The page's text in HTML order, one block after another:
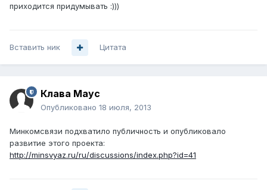
приходится придумывать :)))
Вставить ник Цитата
Клава Маус
Опубликовано 18 июля, 2013
Минкомсвязи подхватило публичность и опубликовало
развитие этого проекта:
http://minsvyaz.ru/ru/discussions/index.php?id=41